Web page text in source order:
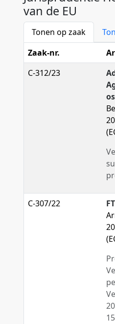
van de EU
Tonen op zaak
Zaak-nr.
C-312/23
C-307/22